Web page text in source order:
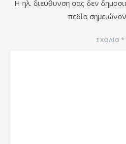
Η ηλ. διεύθυνση σας δεν
πεδία
ΣΧΌΛΙΟ *